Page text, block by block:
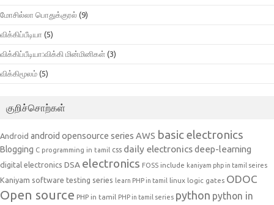
மோசில்லா பொதுக்குரல் (9)
விக்கிப்பீடியா (5)
விக்கிப்பீடியா:விக்கி மின்மினிகள் (3)
விக்கிமூலம் (5)
குறிச்சொற்கள்
Android android opensource series AWS basic electronics
Blogging C programming in tamil css daily electronicsdeep-learning
digital electronics DSA electronics FOSS include kaniyam php in tamil seires
Kaniyam software testing series learn PHP in tamil linux logic gates ODOC
Open source PHP in tamil PHP in tamil series python python in